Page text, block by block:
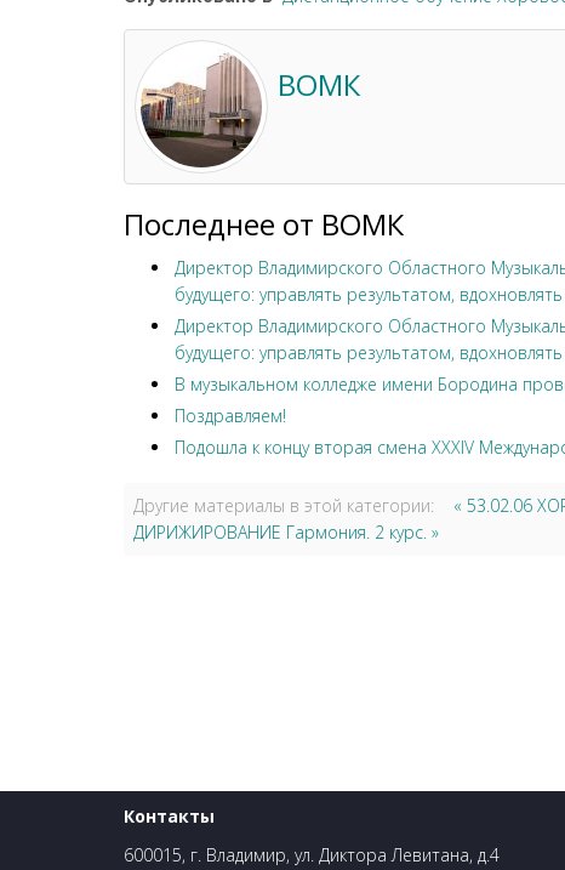
ВОМК
Последнее от ВОМК
Директор Владимирского Областного
будущего: управлять результатом,
Директор Владимирского Областного
будущего: управлять результатом,
В музыкальном колледже имени Бородина
Поздравляем!
Подошла к концу вторая смена XXXIV
Другие материалы в этой категории:
« 53.02.06
ДИРИЖИРОВАНИЕ Гармония. 2 курс. »
Контакты
600015, г. Владимир, ул. Диктора Левитана, д.4